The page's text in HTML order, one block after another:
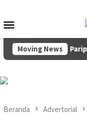
konten
Mobile
Moving News
Rapat Paripurna
Beranda Advertorial